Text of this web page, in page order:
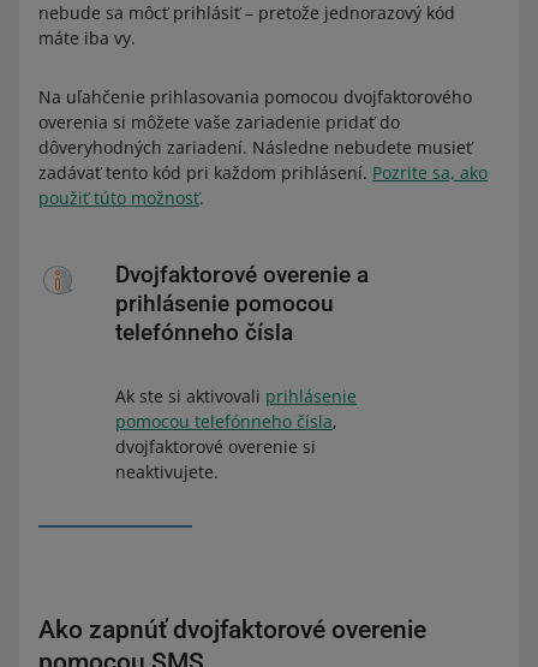
nebude sa môcť prihlásiť – pretože jednorazový kód
máte iba vy.
Na uľahčenie prihlasovania pomocou dvojfaktorového
overenia si môžete vaše zariadenie pridať do
dôveryhodných zariadení. Následne nebudete musieť
zadávať tento kód pri každom prihlásení. Pozrite sa, ako
použiť túto možnosť.
Dvojfaktorové overenie a
prihlásenie pomocou
telefónneho čísla
Ak ste si aktivovali prihlásenie
pomocou telefónneho čísla,
dvojfaktorové overenie si
neaktivujete.
Ako zapnúť dvojfaktorové overenie